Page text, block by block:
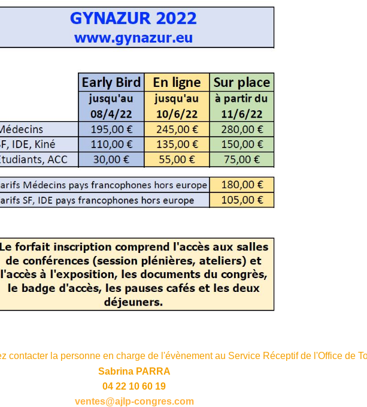
contacter la personne en charge de l'évènement au Service Réceptif de l'Office de
Sabrina PARRA
04 22 10 60 19
ventes@ajlp-congres.com